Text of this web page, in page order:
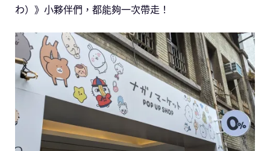
わ）》小夥伴們，都能夠一次帶走！